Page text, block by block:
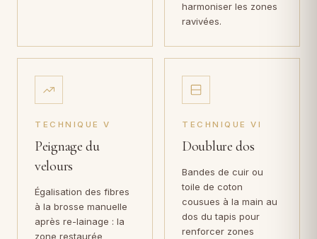
harmoniser les zones
ravivées.
TECHNIQUE V
Peignage du
velours
Égalisation des fibres
à la brosse manuelle
après re-lainage : la
zone restaurée
TECHNIQUE VI
Doublure dos
Bandes de cuir ou
toile de coton
cousues à la main au
dos du tapis pour
renforcer zones